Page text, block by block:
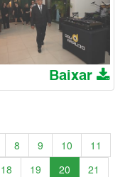
Baixar
8 9 10
11
18 19 20
21